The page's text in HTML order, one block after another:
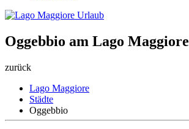
Oggebbio am Lago Maggiore
zurück
Lago Maggiore
Städte
Oggebbio